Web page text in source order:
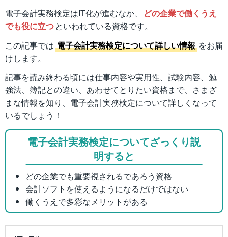
電子会計実務検定はIT化が進むなか、
どの企業で働くうえ
でも役に立つといわれている資格です。
この記事では 電子会計実務検定について詳しい情報 をお届
けします。
記事を読み終わる頃には仕事内容や実用性、試験内容、勉
強法、簿記との違い、あわせてとりたい資格まで、さまざ
まな情報を知り、電子会計実務検定について詳しくなって
いるでしょう！
電子会計実務検定についてざっくり説
明すると
どの企業でも重要視されるであろう資格
会計ソフトを使えるようになるだけではない
働くうえで多彩なメリットがある